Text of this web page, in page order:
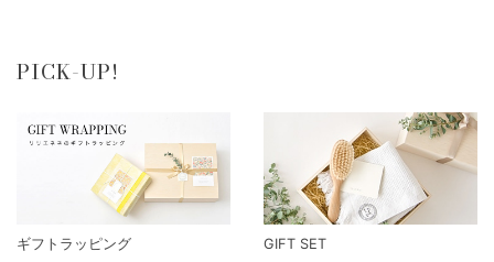
PICK-UP!
ギフトラッピング GIFT SET